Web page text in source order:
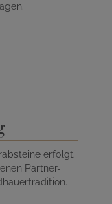
erfolgt
Partner-